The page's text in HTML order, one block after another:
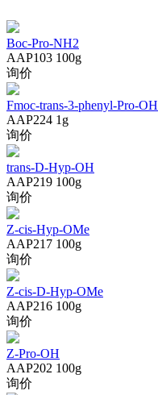
Boc-Pro-NH2
AAP103 100g
询价
Fmoc-trans-3-phenyl-Pro-OH
AAP224 1g
询价
trans-D-Hyp-OH
AAP219 100g
询价
Z-cis-Hyp-OMe
AAP217 100g
询价
Z-cis-D-Hyp-OMe
AAP216 100g
询价
Z-Pro-OH
AAP202 100g
询价